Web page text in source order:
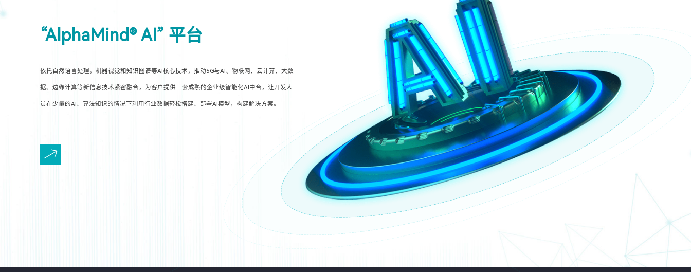
“AlphaMind® AI” 平台
依托自然语言处理，机器视觉和知识图谱等AI核心技术，推动5G与AI、物联网、云计算、大数
据、边缘计算等新信息技术紧密融合，为客户提供一套成熟的企业级智能化AI中台，让开发人
员在少量的AI、算法知识的情况下利用行业数据轻松搭建、部署AI模型，构建解决方案。